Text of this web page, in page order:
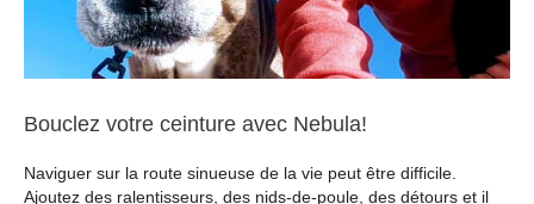
Bouclez votre ceinture avec Nebula!
Naviguer sur la route sinueuse de la vie peut être difficile.
Ajoutez des ralentisseurs, des nids-de-poule, des détours et il